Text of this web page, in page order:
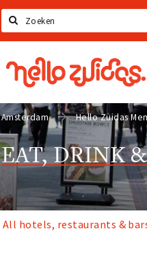
Search
Hello
Zuidas
Amsterdam
EAT, DRINK
All hotels, restaurants &